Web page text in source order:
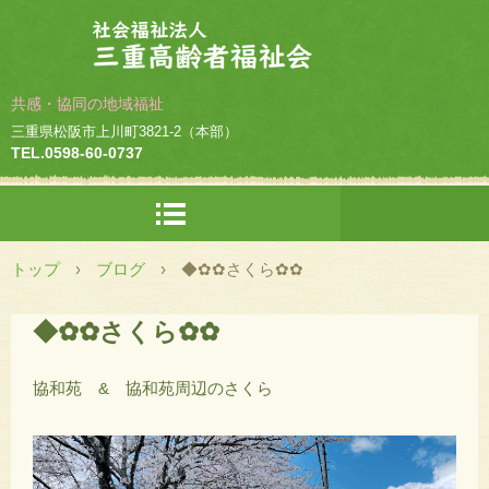
共感・協同の地域福祉
三重県松阪市上川町3821-2（本部）
TEL.0598-60-0737
トップ › ブログ › ◆✿✿さくら✿✿
◆✿✿さくら✿✿
協和苑 & 協和苑周辺のさくら